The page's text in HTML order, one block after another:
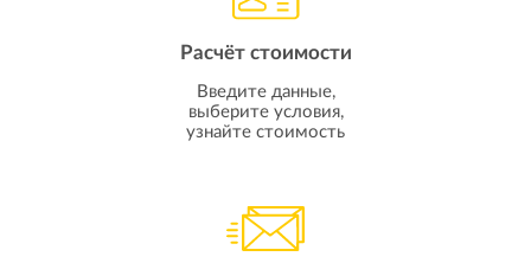
Расчёт стоимости
Введите данные,
выберите условия,
узнайте стоимость